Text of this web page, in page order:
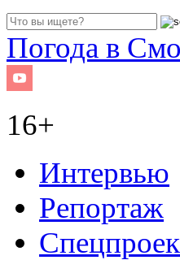
Погода в
16+
Интервью
Репортаж